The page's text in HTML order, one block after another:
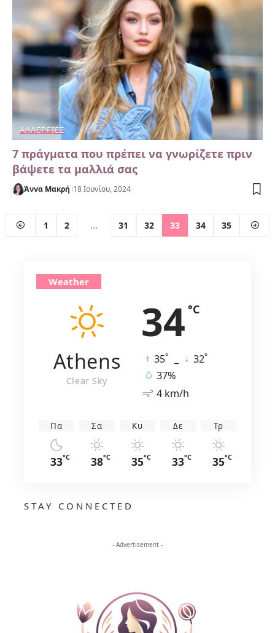
ΑΛΛΕΡΓΊΕΣ
7 πράγματα που πρέπει να γνωρίζετε πριν
βάψετε τα μαλλιά σας
Άννα Μακρή 18 Ιουνίου, 2024
1 2 … 31 32 33 34 35
Weather
34 °C
Athens
Clear Sky
35° 32°
37%
4 km/h
Πα
33°C
Σα
38°C
Κυ
35°C
Δε
33°C
Τρ
35°C
STAY CONNECTED
- Advertisement -